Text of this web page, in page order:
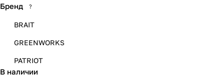
Бренд ?
BRAIT
GREENWORKS
PATRIOT
В наличии